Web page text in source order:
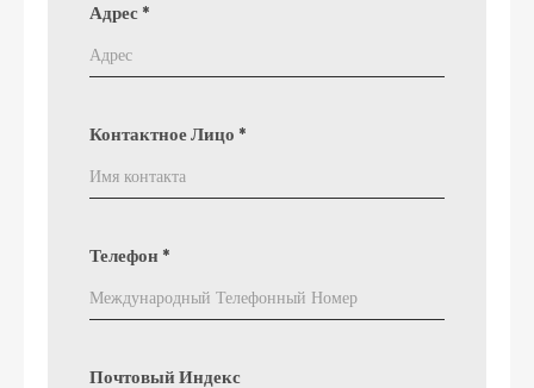
Адрес *
Контактное Лицо *
Телефон *
Почтовый Индекс